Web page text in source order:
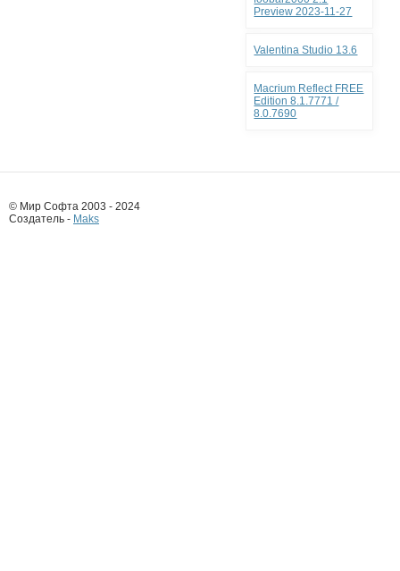
Preview 2023-11-27
Valentina Studio 13.6
Macrium Reflect FREE
Edition 8.1.7771 /
8.0.7690
© Мир Софта 2003 - 2024
Создатель - Maks